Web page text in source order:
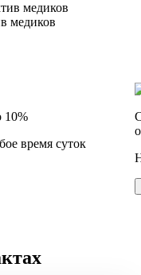
медиков
10%
время суток